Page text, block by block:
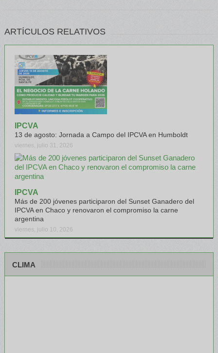
ARTÍCULOS RELATIVOS
IPCVA
13 de agosto: Jornada a Campo del IPCVA en Humboldt
viernes, julio 31, 2026
IPCVA
Más de 200 jóvenes participaron del Sunset Ganadero del
IPCVA en Chaco y renovaron el compromiso la carne
argentina
viernes, julio 10, 2026
CLIMA